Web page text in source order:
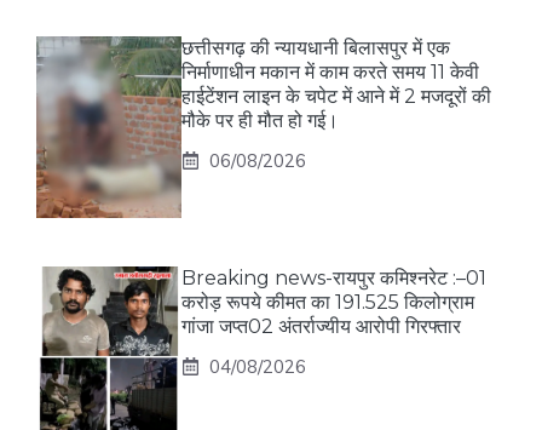
छत्तीसगढ़ की न्यायधानी बिलासपुर में एक
निर्माणाधीन मकान में काम करते समय 11 केवी
हाईटेंशन लाइन के चपेट में आने में 2 मजदूरों की
मौके पर ही मौत हो गई।
06/08/2026
Breaking news-रायपुर कमिश्नरेट :–01
करोड़ रूपये कीमत का 191.525 किलोग्राम
गांजा जप्त02 अंतर्राज्यीय आरोपी गिरफ्तार
04/08/2026